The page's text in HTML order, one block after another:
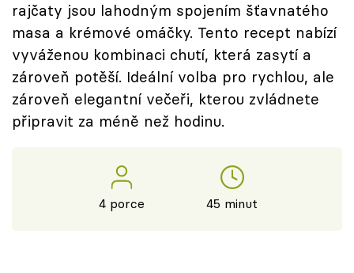
Sledujte nás
rajčaty jsou lahodným spojením šťavnatého
masa a krémové omáčky. Tento recept nabízí
vyváženou kombinaci chutí, která zasytí a
zároveň potěší. Ideální volba pro rychlou, ale
zároveň elegantní večeři, kterou zvládnete
připravit za méně než hodinu.
4 porce 45 minut